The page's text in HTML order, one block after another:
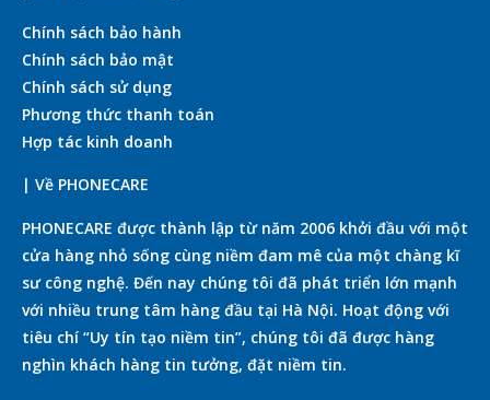
Chính sách bảo hành
Chính sách bảo mật
Chính sách sử dụng
Phương thức thanh toán
Hợp tác kinh doanh
| Về PHONECARE
PHONECARE được thành lập từ năm 2006 khởi đầu với một
cửa hàng nhỏ sống cùng niềm đam mê của một chàng kĩ
sư công nghệ. Đến nay chúng tôi đã phát triển lớn mạnh
với nhiều trung tâm hàng đầu tại Hà Nội. Hoạt động với
tiêu chí “Uy tín tạo niềm tin”, chúng tôi đã được hàng
nghìn khách hàng tin tưởng, đặt niềm tin.